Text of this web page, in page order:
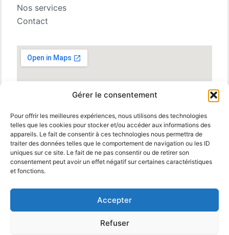
Gérer le consentement
Pour offrir les meilleures expériences, nous utilisons des technologies
telles que les cookies pour stocker et/ou accéder aux informations des
appareils. Le fait de consentir à ces technologies nous permettra de
traiter des données telles que le comportement de navigation ou les ID
uniques sur ce site. Le fait de ne pas consentir ou de retirer son
consentement peut avoir un effet négatif sur certaines caractéristiques
et fonctions.
Accepter
Refuser
Nos services
Contact
© 2025 MBM Interiors. Tous droits réservés